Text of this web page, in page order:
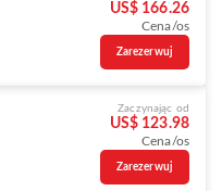
US$ 166.26
Cena/os
Zarezerwuj
Zaczynając od
US$ 123.98
Cena/os
Zarezerwuj